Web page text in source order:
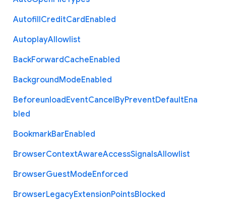
AutofillCreditCardEnabled
AutoplayAllowlist
BackForwardCacheEnabled
BackgroundModeEnabled
BeforeunloadEventCancelByPreventDefaultEna
bled
BookmarkBarEnabled
BrowserContextAwareAccessSignalsAllowlist
BrowserGuestModeEnforced
BrowserLegacyExtensionPointsBlocked